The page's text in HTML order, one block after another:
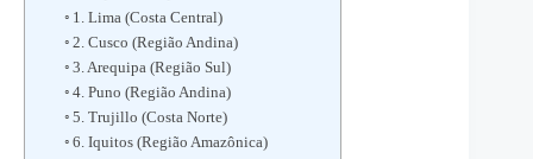
1. Lima (Costa Central)
2. Cusco (Região Andina)
3. Arequipa (Região Sul)
4. Puno (Região Andina)
5. Trujillo (Costa Norte)
6. Iquitos (Região Amazônica)